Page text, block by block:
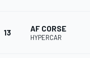
13 AF CORSE
HYPERCAR